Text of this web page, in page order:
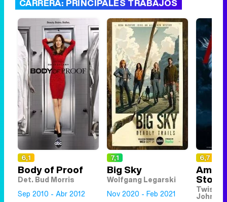
CARRERA: PRINCIPALES TRABAJOS
6,1
Body of Proof
Det. Bud Morris
Sep 2010 - Abr 2012
7,1
Big Sky
Wolfgang Legarski
Nov 2020 - Feb 2021
6,7
Story
Twisty
John